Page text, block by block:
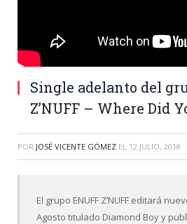
Single adelanto del
Z’NUFF – Where Did
POR JOSÉ VICENTE GÓMEZ EL 12 JULIO, 2018
El grupo ENUFF Z’NUFF editará
Agosto titulado Diamond Boy y